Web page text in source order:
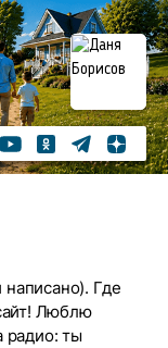
YoutubeОдноклассники
ТелеграмЯндекс
написано). Где
Люблю
радио: ты